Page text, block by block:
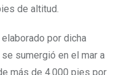
de altitud.
por dicha
sumergió en el mar a
más de 4.000 pies por